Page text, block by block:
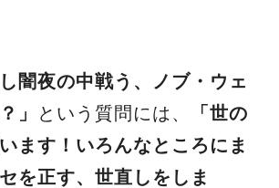
し闇夜の中戦う、ノブ・ウェ
」
という質問には、
「世の
ます！いろんなところにま
を正す、世直しをしま